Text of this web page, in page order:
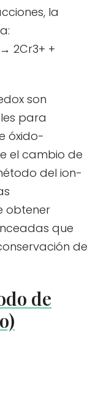
la
2Cr3+ +
son
para
óxido-
el cambio de
del ion-
obtener
que
de
de